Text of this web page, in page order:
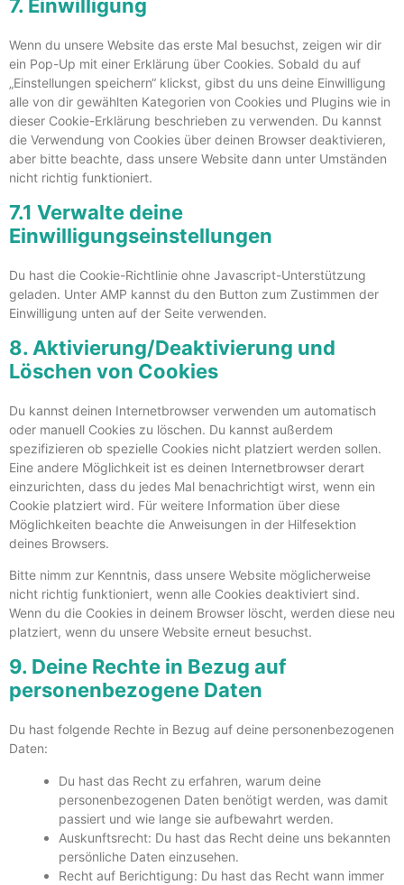
7. Einwilligung
Wenn du unsere Website das erste Mal besuchst, zeigen wir dir
ein Pop-Up mit einer Erklärung über Cookies. Sobald du auf
„Einstellungen speichern“ klickst, gibst du uns deine Einwilligung
alle von dir gewählten Kategorien von Cookies und Plugins wie in
dieser Cookie-Erklärung beschrieben zu verwenden. Du kannst
die Verwendung von Cookies über deinen Browser deaktivieren,
aber bitte beachte, dass unsere Website dann unter Umständen
nicht richtig funktioniert.
7.1 Verwalte deine
Einwilligungseinstellungen
Du hast die Cookie-Richtlinie ohne Javascript-Unterstützung
geladen. Unter AMP kannst du den Button zum Zustimmen der
Einwilligung unten auf der Seite verwenden.
8. Aktivierung/Deaktivierung und
Löschen von Cookies
Du kannst deinen Internetbrowser verwenden um automatisch
oder manuell Cookies zu löschen. Du kannst außerdem
spezifizieren ob spezielle Cookies nicht platziert werden sollen.
Eine andere Möglichkeit ist es deinen Internetbrowser derart
einzurichten, dass du jedes Mal benachrichtigt wirst, wenn ein
Cookie platziert wird. Für weitere Information über diese
Möglichkeiten beachte die Anweisungen in der Hilfesektion
deines Browsers.
Bitte nimm zur Kenntnis, dass unsere Website möglicherweise
nicht richtig funktioniert, wenn alle Cookies deaktiviert sind.
Wenn du die Cookies in deinem Browser löscht, werden diese neu
platziert, wenn du unsere Website erneut besuchst.
9. Deine Rechte in Bezug auf
personenbezogene Daten
Du hast folgende Rechte in Bezug auf deine personenbezogenen
Daten:
Du hast das Recht zu erfahren, warum deine
personenbezogenen Daten benötigt werden, was damit
passiert und wie lange sie aufbewahrt werden.
Auskunftsrecht: Du hast das Recht deine uns bekannten
persönliche Daten einzusehen.
Recht auf Berichtigung: Du hast das Recht wann immer